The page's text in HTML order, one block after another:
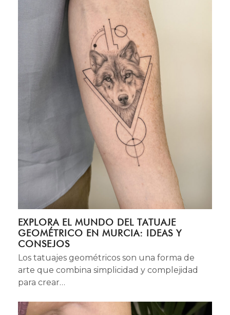
EXPLORA EL MUNDO DEL TATUAJE
GEOMÉTRICO EN MURCIA: IDEAS Y
CONSEJOS
Los tatuajes geométricos son una forma de
arte que combina simplicidad y complejidad
para crear…